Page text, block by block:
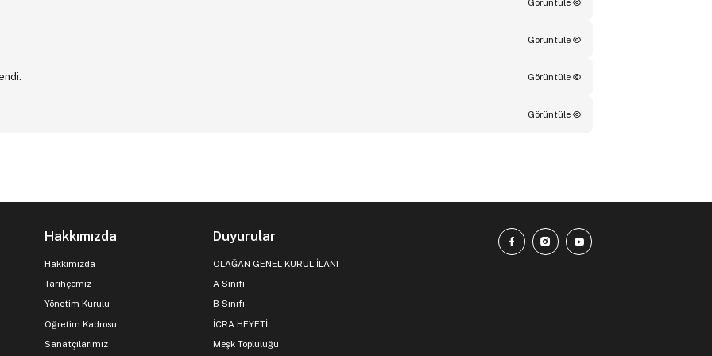
Görüntüle
Görüntüle
Görüntüle
Hakkımızda
Hakkımızda
Tarihçemiz
Yönetim Kurulu
Öğretim Kadrosu
Sanatçılarımız
Duyurular
OLAĞAN GENEL KURUL İLANI
A Sınıfı
B Sınıfı
İCRA HEYETİ
Meşk Topluluğu